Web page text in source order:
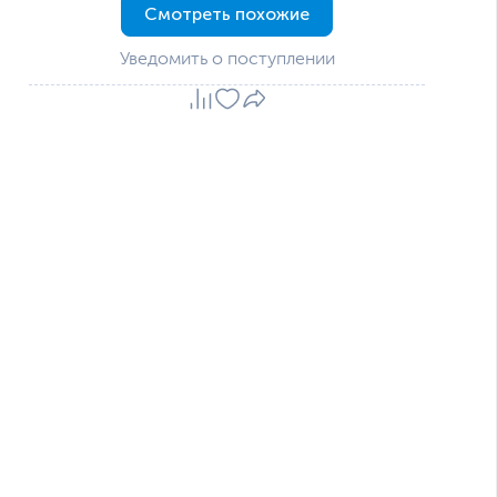
Смотреть похожие
Уведомить о поступлении